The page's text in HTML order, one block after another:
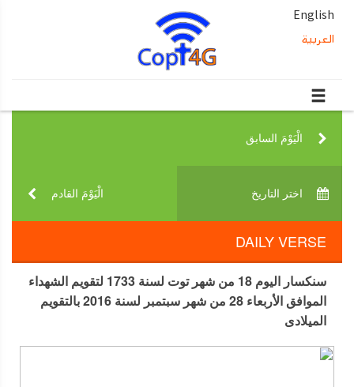
English
العربية
الْيَوْمَ السابق‎
الْيَوْمَ القادم‎ اختر التاريخ‎
DAILY VERSE
سنكسار اليوم 18 من شهر توت لسنة 1733 لتقويم الشهداء
الموافق الأربعاء 28 من شهر سبتمبر لسنة 2016 بالتقويم
الميلادى